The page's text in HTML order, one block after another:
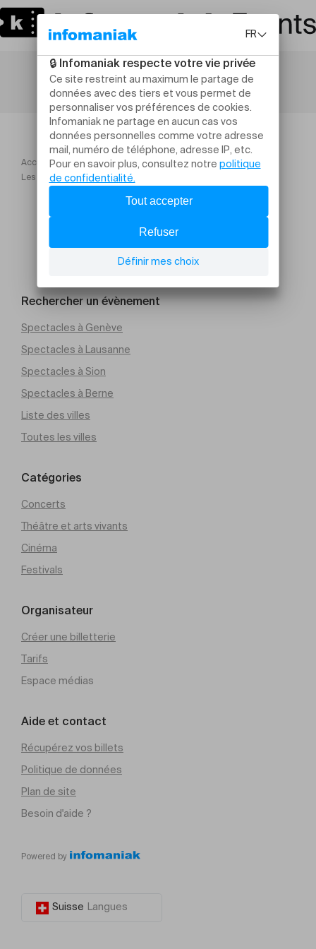
Accueil
Maison Saint Gervais Saison 24 25
Les rendez vous cinéma
Rechercher un évènement
Spectacles à Genève
Spectacles à Lausanne
Spectacles à Sion
Spectacles à Berne
Liste des villes
Toutes les villes
Catégories
Concerts
Théâtre et arts vivants
Cinéma
Festivals
Organisateur
Créer une billetterie
Tarifs
Espace médias
Aide et contact
Récupérez vos billets
Politique de données
Plan de site
Besoin d'aide ?
Powered by
Suisse Langues